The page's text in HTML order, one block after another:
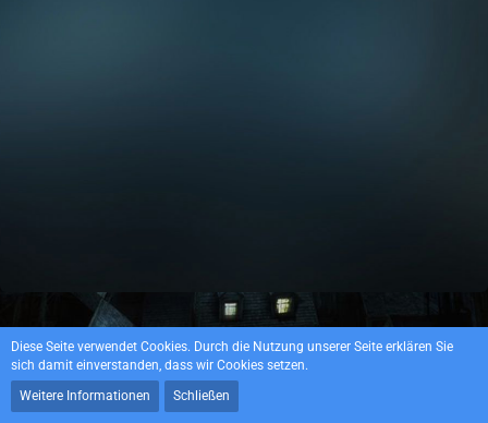
Diese Seite verwendet Cookies. Durch die Nutzung unserer Seite erklären Sie
sich damit einverstanden, dass wir Cookies setzen.
Weitere Informationen
Schließen